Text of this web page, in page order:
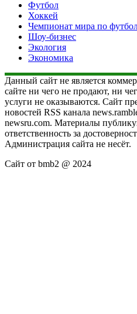
Футбол
Хоккей
Чемпионат мира по
Шоу-бизнес
Экология
Экономика
Данный сайт не является
сайте ни чего не продают, ни
услуги не оказываются. Сайт
новостей RSS канала
newsru.com. Материалы
ответственность за
Администрация сайта не несёт.
Сайт от bmb2 @ 2024